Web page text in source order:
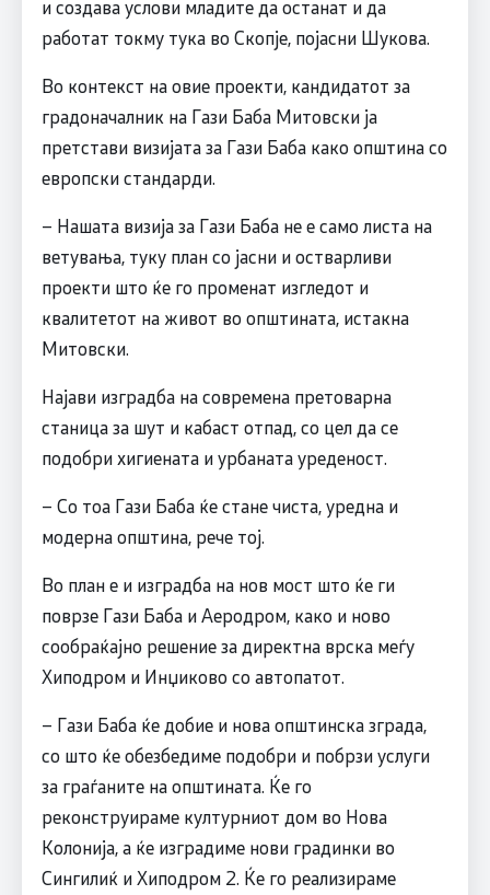
и создава услови младите да останат и да
работат токму тука во Скопје, појасни Шукова.
Во контекст на овие проекти, кандидатот за
градоначалник на Гази Баба Митовски ја
претстави визијата за Гази Баба како општина со
европски стандарди.
– Нашата визија за Гази Баба не е само листа на
ветувања, туку план со јасни и остварливи
проекти што ќе го променат изгледот и
квалитетот на живот во општината, истакна
Митовски.
Најави изградба на современа претоварна
станица за шут и кабаст отпад, со цел да се
подобри хигиената и урбаната уреденост.
– Со тоа Гази Баба ќе стане чиста, уредна и
модерна општина, рече тој.
Во план е и изградба на нов мост што ќе ги
поврзе Гази Баба и Аеродром, како и ново
сообраќајно решение за директна врска меѓу
Хиподром и Инџиково со автопатот.
– Гази Баба ќе добие и нова општинска зграда,
со што ќе обезбедиме подобри и побрзи услуги
за граѓаните на општината. Ќе го
реконструираме културниот дом во Нова
Колонија, а ќе изградиме нови градинки во
Сингилиќ и Хиподром 2. Ќе го реализираме